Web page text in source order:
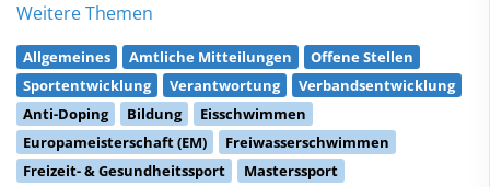
Weitere Themen
Allgemeines Amtliche Mitteilungen
Offene Stellen
Sportentwicklung
Verantwortung
Verbandsentwicklung
Anti-Doping
Bildung
Eisschwimmen
Europameisterschaft (EM)
Freiwasserschwimmen
Freizeit- & Gesundheitssport
Masterssport